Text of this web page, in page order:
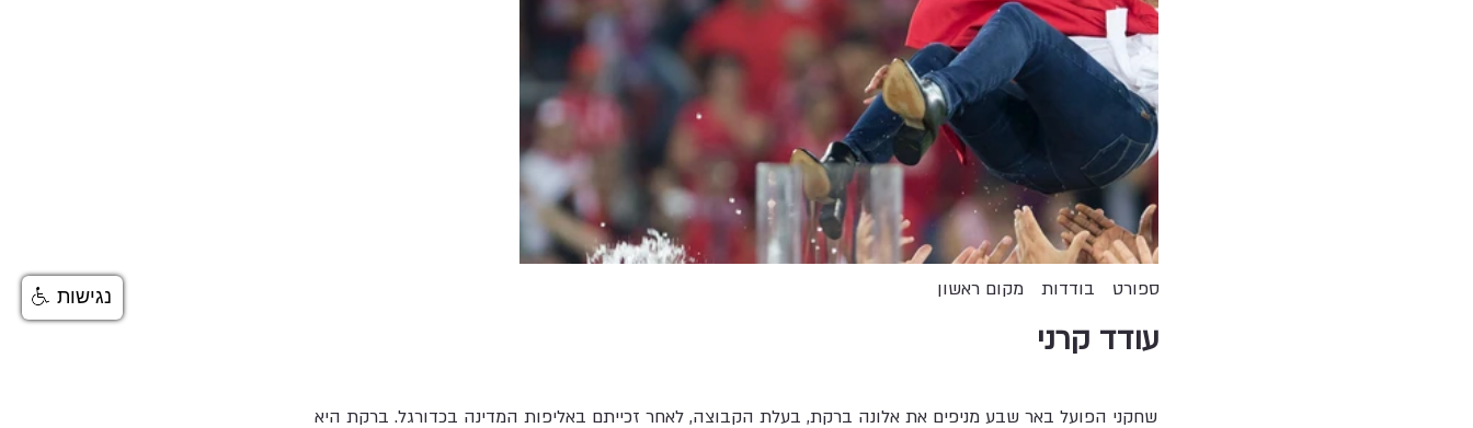
מקום ראשון בודדות ספורט
עודד קרני
שחקני הפועל באר שבע מניפים את אלונה ברקת, בעלת הקבוצה, לאחר זכייתם באליפות המדינה בכדורגל. ברקת היא
נגישות